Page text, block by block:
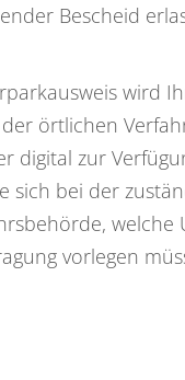
Bescheid
wird
örtlichen
digital zur
sich bei der
welche
vorlegen